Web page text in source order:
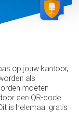
op jouw kantoor,
als
moeten
een QR-code
is helemaal gratis